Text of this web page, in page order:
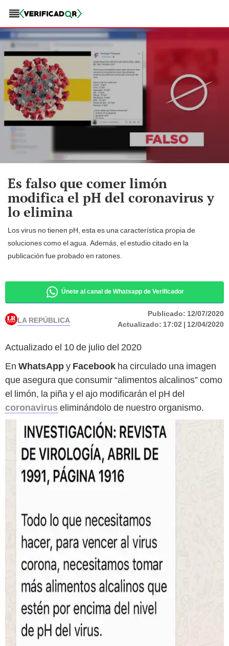
Es falso que comer limón
modifica el pH del coronavirus y
lo elimina
Los virus no tienen pH, esta es una característica propia de
soluciones como el agua. Además, el estudio citado en la
publicación fue probado en ratones.
Únete al canal de Whatsapp de Verificador
LA REPÚBLICA Publicado: 12/07/2020
Actualizado: 17:02 | 12/04/2020
Actualizado el 10 de julio del 2020
En WhatsAppy Facebook ha circulado una imagen
que asegura que consumir “alimentos alcalinos” como
el limón, la piña y el ajo modificarán el pH del
coronavirus eliminándolo de nuestro organismo.